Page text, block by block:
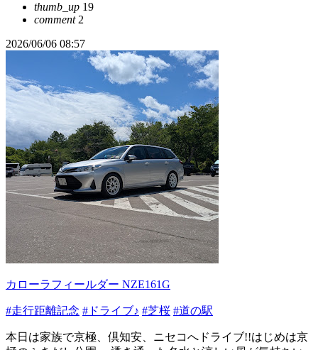
thumb_up 19
comment2
2026/06/06 08:57
カローラフィールダー NZE161G
#走行距離記念 #ドライブ♪ #芝桜 #道の駅
本日は家族で京極、倶知安、ニセコへドライブ!!はじめは京